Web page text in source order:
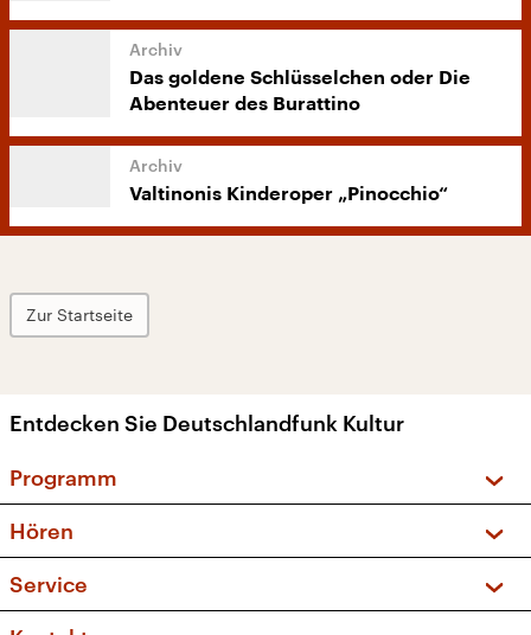
Das goldene Schlüsselchen oder Die
Abenteuer des Burattino
Valtinonis Kinderoper „Pinocchio“
Zur Startseite
Entdecken Sie Deutschlandfunk Kultur
Programm
Sendungen und Podcasts
Musikliste
Hören
Frequenzen (UKW + DAB+)
Service
FAQ